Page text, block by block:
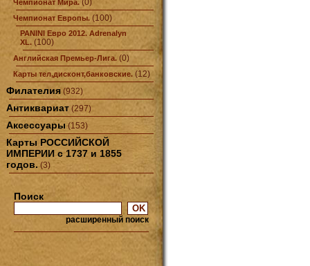
Чемпионат Мира. (0)
Чемпионат Европы. (100)
PANINI Евро 2012. Adrenalyn
XL. (100)
Английская Премьер-Лига. (0)
Карты тел,дисконт,банковские. (12)
Филателия (932)
Антиквариат (297)
Аксессуары(153)
Карты РОССИЙСКОЙ
ИМПЕРИИ с 1737 и 1855
годов.(3)
Поиск
расширенный поиск